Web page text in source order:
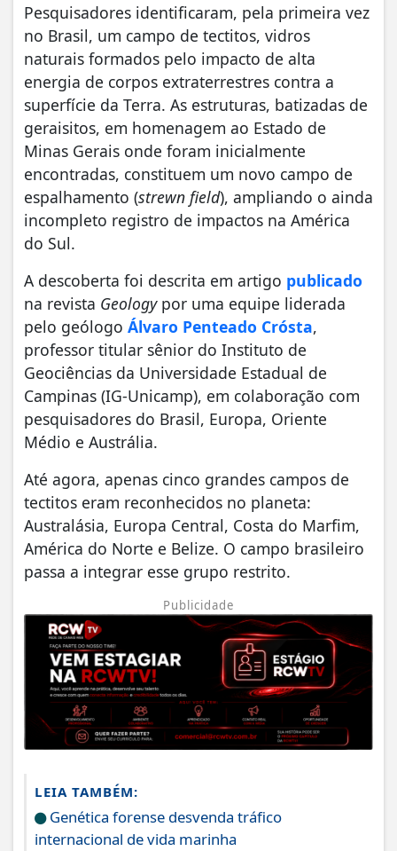
Pesquisadores identificaram, pela primeira vez
no Brasil, um campo de tectitos, vidros
naturais formados pelo impacto de alta
energia de corpos extraterrestres contra a
superfície da Terra. As estruturas, batizadas de
geraisitos, em homenagem ao Estado de
Minas Gerais onde foram inicialmente
encontradas, constituem um novo campo de
espalhamento (strewn field), ampliando o ainda
incompleto registro de impactos na América
do Sul.
A descoberta foi descrita em artigo publicado
na revista Geologypor uma equipe liderada
pelo geólogo Álvaro Penteado Crósta,
professor titular sênior do Instituto de
Geociências da Universidade Estadual de
Campinas (IG-Unicamp), em colaboração com
pesquisadores do Brasil, Europa, Oriente
Médio e Austrália.
Até agora, apenas cinco grandes campos de
tectitos eram reconhecidos no planeta:
Australásia, Europa Central, Costa do Marfim,
América do Norte e Belize. O campo brasileiro
passa a integrar esse grupo restrito.
Publicidade
LEIA TAMBÉM:
Genética forense desvenda tráfico
internacional de vida marinha